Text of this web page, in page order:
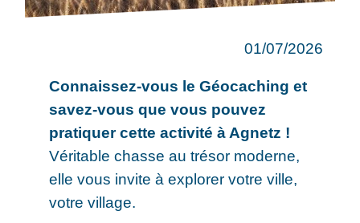
01/07/2026
Connaissez-vous le Géocaching et
savez-vous que vous pouvez
pratiquer cette activité à Agnetz !
Véritable chasse au trésor moderne,
elle vous invite à explorer votre ville,
votre village.